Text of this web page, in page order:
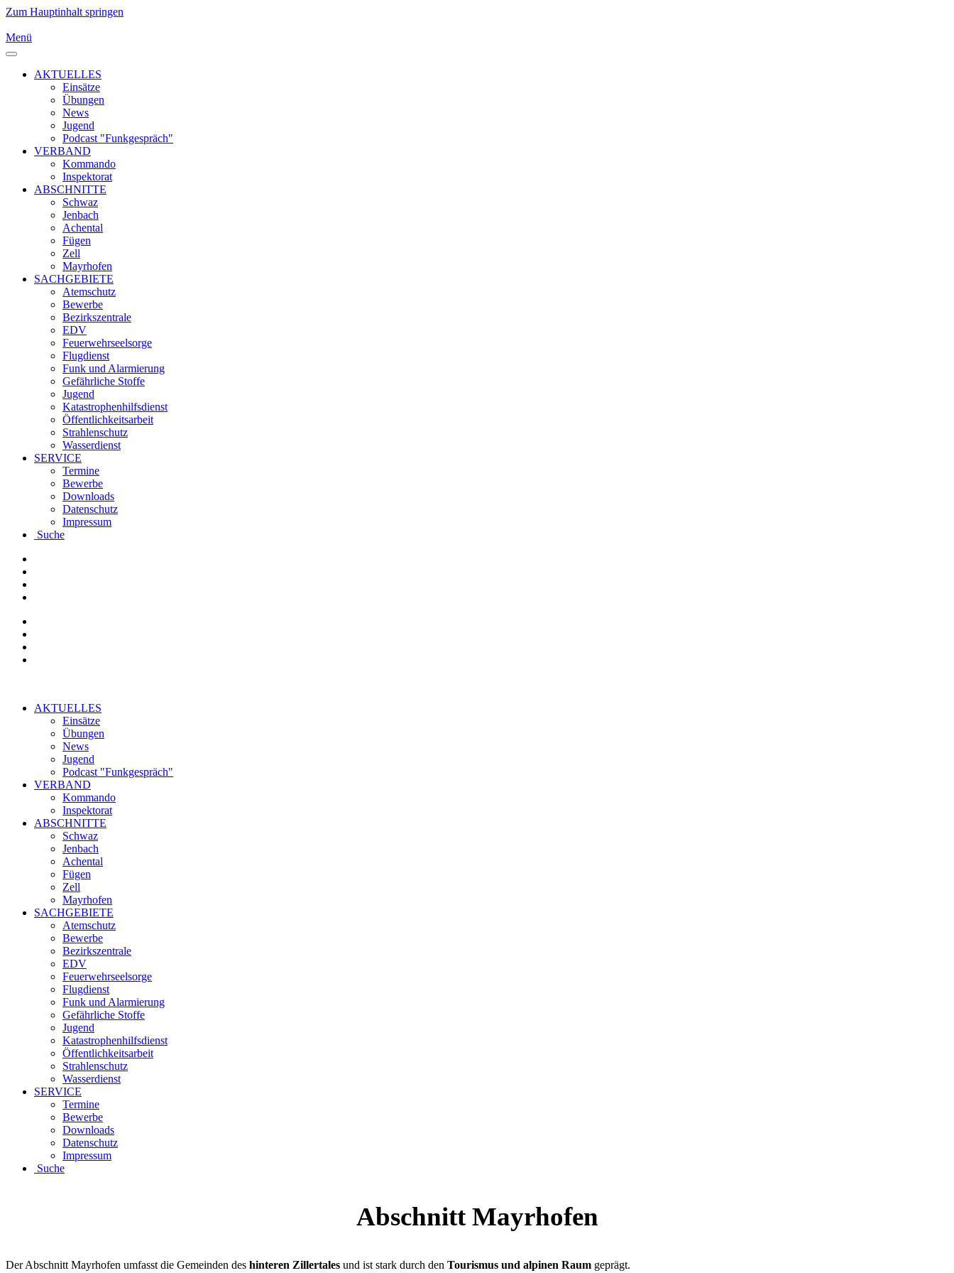
Zum Hauptinhalt springen
Menü
AKTUELLES
Einsätze
Übungen
News
Jugend
Podcast "Funkgespräch"
VERBAND
Kommando
Inspektorat
ABSCHNITTE
Schwaz
Jenbach
Achental
Fügen
Zell
Mayrhofen
SACHGEBIETE
Atemschutz
Bewerbe
Bezirkszentrale
EDV
Feuerwehrseelsorge
Flugdienst
Funk und Alarmierung
Gefährliche Stoffe
Jugend
Katastrophenhilfsdienst
Öffentlichkeitsarbeit
Strahlenschutz
Wasserdienst
SERVICE
Termine
Bewerbe
Downloads
Datenschutz
Impressum
Suche
AKTUELLES
Einsätze
Übungen
News
Jugend
Podcast "Funkgespräch"
VERBAND
Kommando
Inspektorat
ABSCHNITTE
Schwaz
Jenbach
Achental
Fügen
Zell
Mayrhofen
SACHGEBIETE
Atemschutz
Bewerbe
Bezirkszentrale
EDV
Feuerwehrseelsorge
Flugdienst
Funk und Alarmierung
Gefährliche Stoffe
Jugend
Katastrophenhilfsdienst
Öffentlichkeitsarbeit
Strahlenschutz
Wasserdienst
SERVICE
Termine
Bewerbe
Downloads
Datenschutz
Impressum
Suche
Abschnitt Mayrhofen
Der Abschnitt Mayrhofen umfasst die Gemeinden des hinteren Zillertales und ist stark durch den Tourismus und alpinen Raum geprägt.